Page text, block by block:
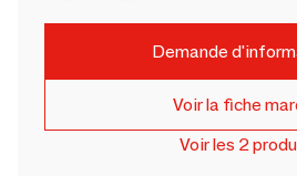
Demande
Voir la fiche
Voir les 2